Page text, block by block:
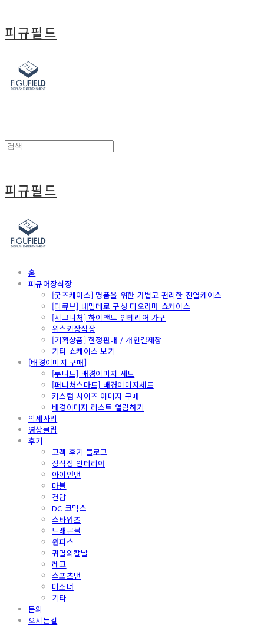
피규필드
피규필드
홈
피규어장식장
[굿즈케이스] 명품을 위한 가볍고 편리한 진열케이스
[디큐브] 내맘데로 구성 디오라마 쇼케이스
[시그니처] 하이앤드 인테리어 가구
위스키장식장
[기획상품] 한정판매 / 개인결제창
기타 쇼케이스 보기
[배경이미지 구매]
[루니트] 배경이미지 세트
[퍼니처스마트] 배경이미지세트
커스텀 사이즈 이미지 구매
배경이미지 리스트 열람하기
악세사리
영상클립
후기
고객 후기 블로그
장식장 인테리어
아이언맨
마블
건담
DC 코믹스
스타워즈
드래곤볼
원피스
귀멸의칼날
레고
스포츠맨
미소녀
기타
문의
오시는길